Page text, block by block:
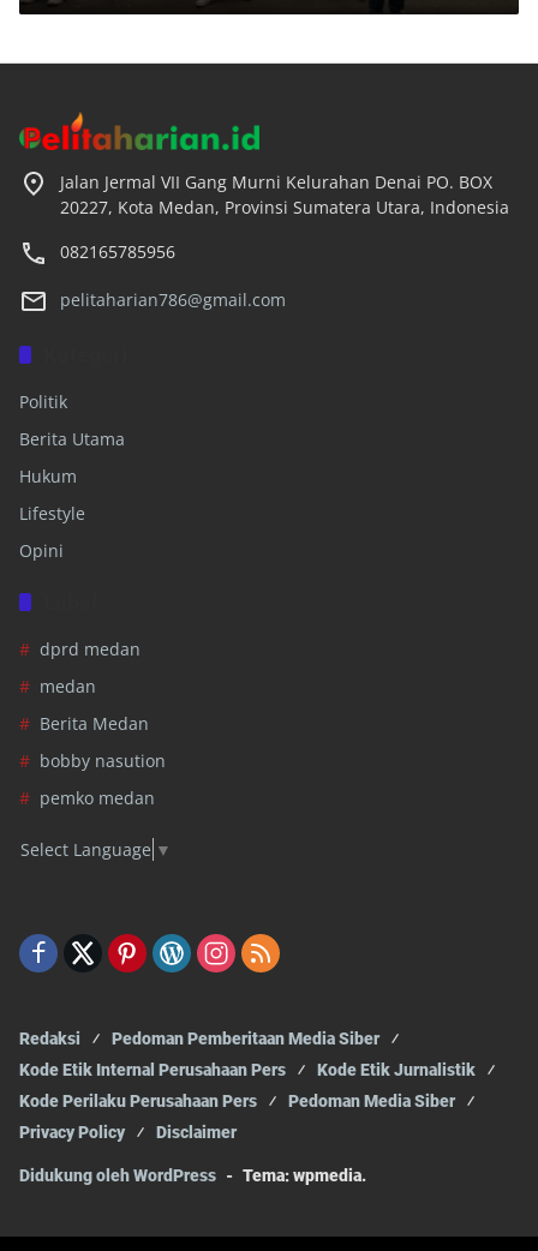
Jalan Jermal VII Gang Murni Kelurahan Denai PO. BOX
20227, Kota Medan, Provinsi Sumatera Utara, Indonesia
082165785956
pelitaharian786@gmail.com
Politik
Berita Utama
Hukum
Lifestyle
Opini
dprd medan
medan
Berita Medan
bobby nasution
pemko medan
Select Language ▼
Redaksi
Pedoman Pemberitaan Media Siber
Kode Etik Internal Perusahaan Pers
Kode Etik Jurnalistik
Kode Perilaku Perusahaan Pers
Pedoman Media Siber
Privacy Policy
Disclaimer
Didukung oleh WordPress - Tema: wpmedia.